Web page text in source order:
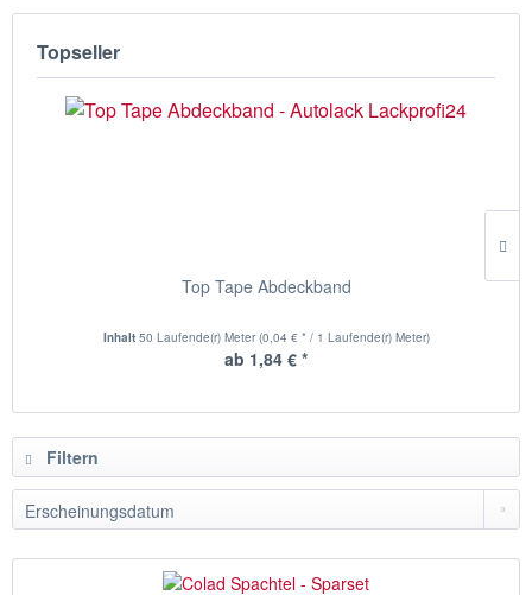
Topseller
Top Tape Abdeckband
Inhalt 50 Laufende(r) Meter(0,04 € * / 1 Laufende(r) Meter)
ab 1,84 € *
Filtern